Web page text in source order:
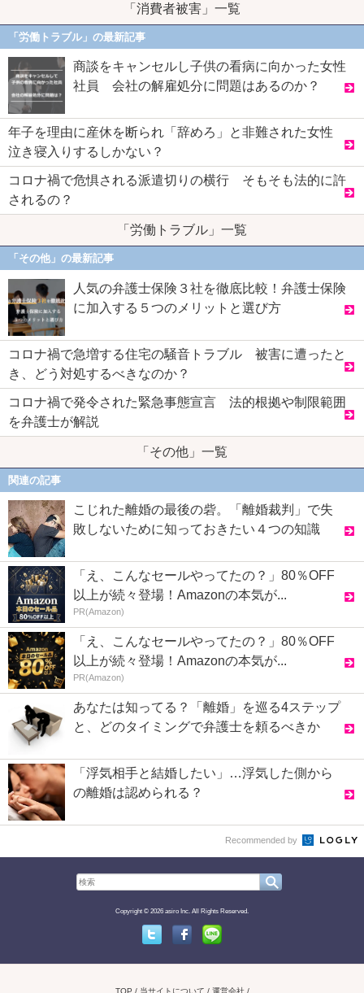
「消費者被害」一覧
「労働トラブル」の最新記事
商談をキャンセルし子供の看病に向かった女性
社員 会社の解雇処分に問題はあるのか？
年子を理由に産休を断られ「辞めろ」と非難された女性
泣き寝入りするしかない？
コロナ禍で危惧される派遣切りの横行 そもそも法的に許
されるの？
「労働トラブル」一覧
「その他」の最新記事
人気の弁護士保険３社を徹底比較！弁護士保険
に加入する５つのメリットと選び方
コロナ禍で急増する住宅の騒音トラブル 被害に遭ったと
き、どう対処するべきなのか？
コロナ禍で発令された緊急事態宣言 法的根拠や制限範囲
を弁護士が解説
「その他」一覧
関連の記事
こじれた離婚の最後の砦。「離婚裁判」で失
敗しないために知っておきたい４つの知識
「え、こんなセールやってたの？」80％OFF
以上が続々登場！Amazonの本気が...
PR(Amazon)
「え、こんなセールやってたの？」80％OFF
以上が続々登場！Amazonの本気が...
PR(Amazon)
あなたは知ってる？「離婚」を巡る4ステップ
と、どのタイミングで弁護士を頼るべきか
「浮気相手と結婚したい」…浮気した側から
の離婚は認められる？
Recommended by
Copyright © 2026 asiro Inc. All Rights Reserved.
TOP 当サイトについて 運営会社